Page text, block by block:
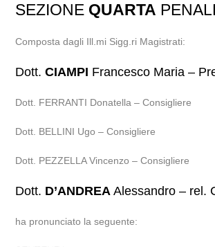
SEZIONE QUARTA
Composta dagli Ill.mi Sigg.ri Magistrati:
Dott.CIAMPI Francesco Maria –
Dott. FERRANTI Donatella – Consigliere
Dott. BELLINI Ugo – Consigliere
Dott. PEZZELLA Vincenzo – Consigliere
Dott. D’ANDREA Alessandro – rel.
ha pronunciato la seguente: